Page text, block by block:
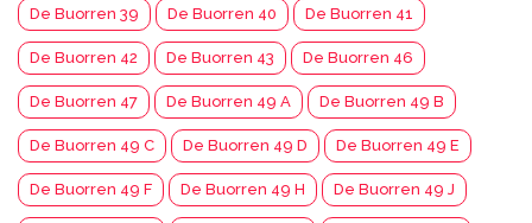
De Buorren 39 De Buorren 40 De Buorren 41
De Buorren 42 De Buorren 43 De Buorren 46
De Buorren 47 De Buorren 49 A De Buorren 49 B
De Buorren 49 C De Buorren 49 D De Buorren 49 E
De Buorren 49 F De Buorren 49 H De Buorren 49 J